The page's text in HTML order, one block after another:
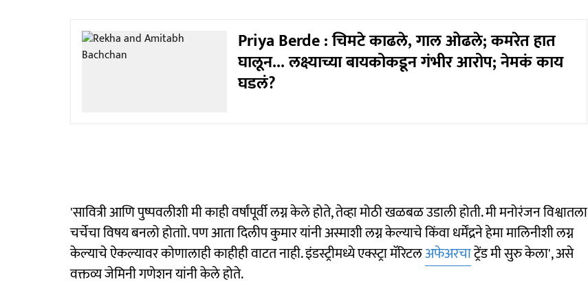
Priya Berde : चिमटे काढले, गाल ओढले; कमरेत हात
घालून... लक्ष्याच्या बायकोकडून गंभीर आरोप; नेमकं काय
घडलं?
'सावित्री आणि पुष्पवलीशी मी काही वर्षांपूर्वी लग्न केले होते, तेव्हा मोठी खळबळ उडाली होती. मी मनोरंजन विश्वातला
चर्चेचा विषय बनलो होताो. पण आता दिलीप कुमार यांनी अस्माशी लग्न केल्याचे किंवा धर्मेंद्रने हेमा मालिनीशी लग्न
केल्याचे ऐकल्यावर कोणालाही काहीही वाटत नाही. इंडस्ट्रीमध्ये एक्स्ट्रा मॅरिटलअफेअरचाट्रेंड मी सुरु केला', असे
वक्तव्य जेमिनी गणेशन यांनी केले होते.